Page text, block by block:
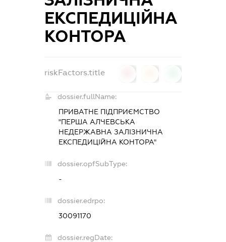
ЕКСПЕДИЦІЙНА
КОНТОРА
riskFactors.title
dossier.fullName:
ПРИВАТНЕ ПІДПРИЄМСТВО
"ПЕРША АЛЧЕВСЬКА
НЕДЕРЖАВНА ЗАЛІЗНИЧНА
ЕКСПЕДИЦІЙНА КОНТОРА"
dossier.opfSubType:
-
dossier.edrpo:
30091170
dossier.regDate: